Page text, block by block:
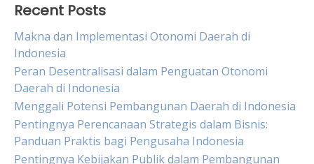
Recent Posts
Makna dan Implementasi Otonomi Daerah di
Indonesia
Peran Desentralisasi dalam Penguatan Otonomi
Daerah di Indonesia
Menggali Potensi Pembangunan Daerah di Indonesia
Pentingnya Perencanaan Strategis dalam Bisnis:
Panduan Praktis bagi Pengusaha Indonesia
Pentingnya Kebijakan Publik dalam Pembangunan